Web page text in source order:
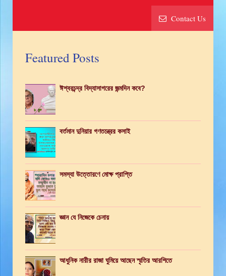
Contact Us
Featured Posts
ঈশ্বরচন্দ্র বিদ্যাসাগরের জন্মদিন কবে?
বর্তমান দুনিয়ার গণতন্ত্রের কসাই
সমস্যা উত্তোরণে মোক্ষ প্রাপ্তি
জ্ঞান যে নিজেকে চেনায়
আধুনিক নারীর রাজা ঘুমিয়ে আছেন স্মৃতির আরশিতে